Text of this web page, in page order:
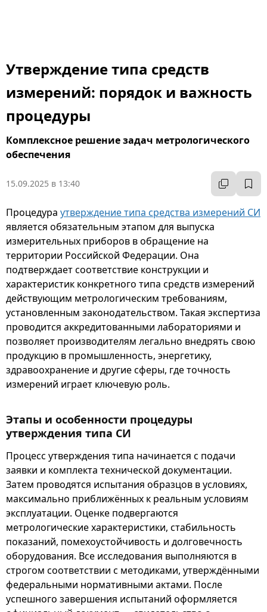
Утверждение типа средств
измерений: порядок и важность
процедуры
Комплексное решение задач метрологического
обеспечения
15.09.2025 в 13:40
Процедура утверждение типа средства измерений СИ
является обязательным этапом для выпуска
измерительных приборов в обращение на
территории Российской Федерации. Она
подтверждает соответствие конструкции и
характеристик конкретного типа средств измерений
действующим метрологическим требованиям,
установленным законодательством. Такая экспертиза
проводится аккредитованными лабораториями и
позволяет производителям легально внедрять свою
продукцию в промышленность, энергетику,
здравоохранение и другие сферы, где точность
измерений играет ключевую роль.
Этапы и особенности процедуры
утверждения типа СИ
Процесс утверждения типа начинается с подачи
заявки и комплекта технической документации.
Затем проводятся испытания образцов в условиях,
максимально приближённых к реальным условиям
эксплуатации. Оценке подвергаются
метрологические характеристики, стабильность
показаний, помехоустойчивость и долговечность
оборудования. Все исследования выполняются в
строгом соответствии с методиками, утверждёнными
федеральными нормативными актами. После
успешного завершения испытаний оформляется